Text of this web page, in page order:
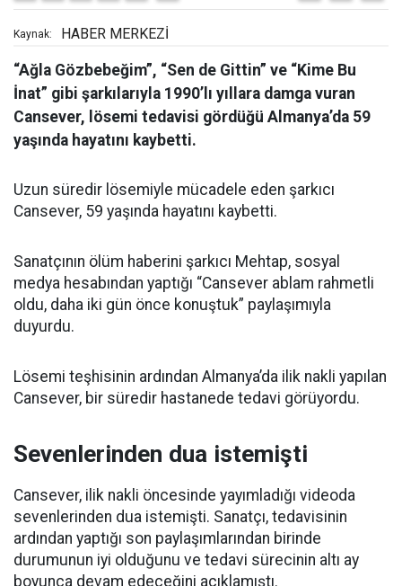
Kaynak: HABER MERKEZİ
“Ağla Gözbebeğim”, “Sen de Gittin” ve “Kime Bu
İnat” gibi şarkılarıyla 1990’lı yıllara damga vuran
Cansever, lösemi tedavisi gördüğü Almanya’da 59
yaşında hayatını kaybetti.
Uzun süredir lösemiyle mücadele eden şarkıcı
Cansever, 59 yaşında hayatını kaybetti.
Sanatçının ölüm haberini şarkıcı Mehtap, sosyal
medya hesabından yaptığı “Cansever ablam rahmetli
oldu, daha iki gün önce konuştuk” paylaşımıyla
duyurdu.
Lösemi teşhisinin ardından Almanya’da ilik nakli yapılan
Cansever, bir süredir hastanede tedavi görüyordu.
Sevenlerinden dua istemişti
Cansever, ilik nakli öncesinde yayımladığı videoda
sevenlerinden dua istemişti. Sanatçı, tedavisinin
ardından yaptığı son paylaşımlarından birinde
durumunun iyi olduğunu ve tedavi sürecinin altı ay
boyunca devam edeceğini açıklamıştı.